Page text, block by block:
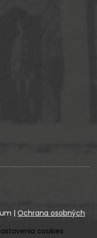
| Ochrana osobných
cookies